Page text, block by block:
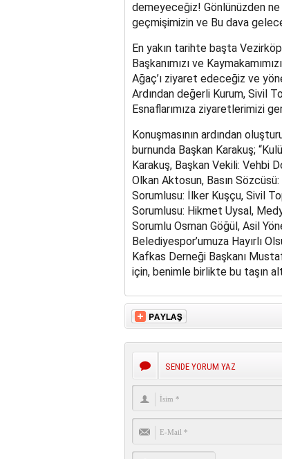
demeyeceğiz! Gönlünüzden
geçmişimizin ve Bu dava
En yakın tarihte başta
Başkanımızı ve
Ağaç’ı ziyaret edeceğiz ve
Ardından değerli Kurum, Sivil
Esnaflarımıza ziyaretlerimizi
Konuşmasının ardından
burnunda Başkan Karakuş;
Karakuş, Başkan Vekili: Vehbi
Olkan Aktosun, Basın
Sorumlusu: İlker Kuşçu, Sivil
Sorumlusu: Hikmet Uysal,
Sorumlu Osman Göğül, Asil
Belediyespor’umuza Hayırlı
Kafkas Derneği Başkanı
için, benimle birlikte bu taşın
SENDE YORUM YAZ